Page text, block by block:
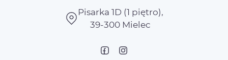
Pisarka 1D (1 piętro),
39-300 Mielec